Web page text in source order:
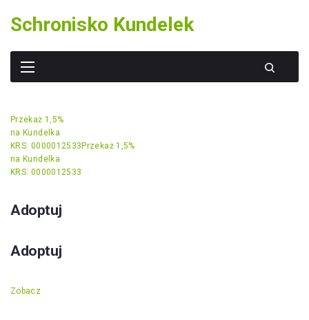
content
Schronisko Kundelek
Przekaż 1,5%
na Kundelka
KRS: 0000012533 Przekaż 1,5%
na Kundelka
KRS: 0000012533
Adoptuj
Adoptuj
Zobacz